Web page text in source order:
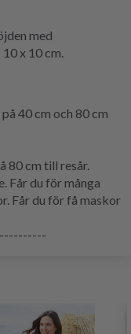
med
x 10 cm.
40 cm och 80 cm
80 cm till resår.
Får du för många
Får du för få maskor